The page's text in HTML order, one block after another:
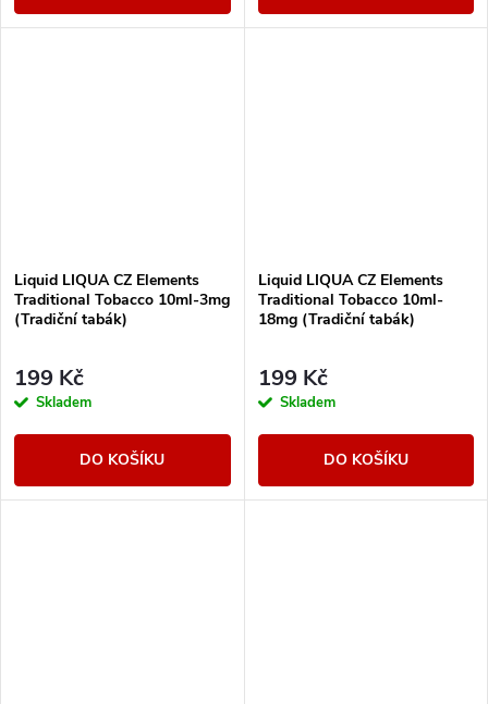
Liquid LIQUA CZ Elements
Traditional Tobacco 10ml-3mg
(Tradiční tabák)
199 Kč
Skladem
DO KOŠÍKU
Liquid LIQUA CZ Elements
Traditional Tobacco 10ml-
18mg (Tradiční tabák)
199 Kč
Skladem
DO KOŠÍKU